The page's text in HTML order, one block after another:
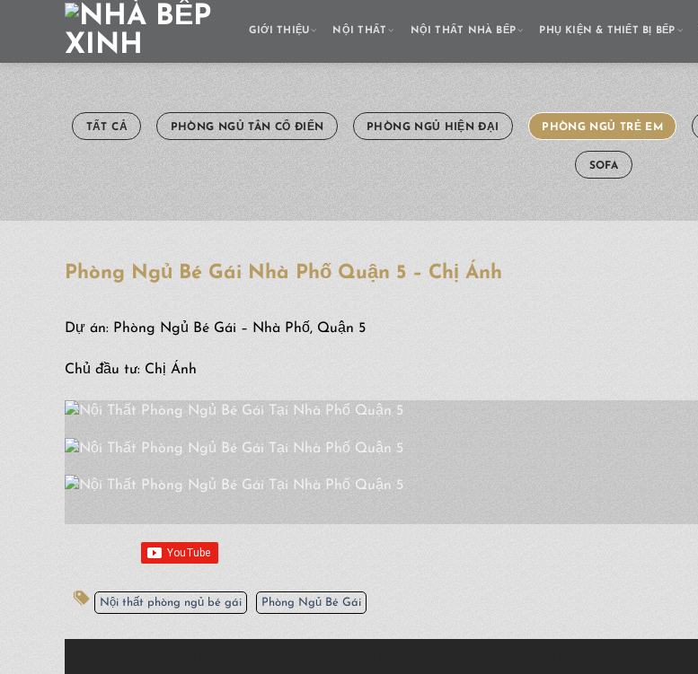
GIỚI THIỆU NỘI THẤT NỘI THẤT NHÀ BẾP PHỤ KIỆN & THIẾT BỊ BẾP
TẤT CẢ PHÒNG NGỦ TÂN CỔ ĐIỂN PHÒNG NGỦ HIỆN ĐẠI PHÒNG NGỦ TRẺ EM
SOFA
Phòng Ngủ Bé Gái Nhà Phố Quận 5 – Chị Ánh
Dự án: Phòng Ngủ Bé Gái – Nhà Phố, Quận 5
Chủ đầu tư: Chị Ánh
Nội thất phòng ngủ bé gái Phòng Ngủ Bé Gái